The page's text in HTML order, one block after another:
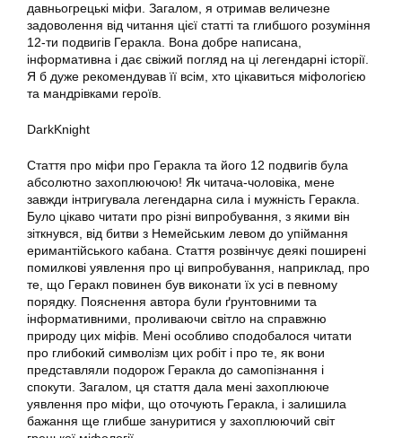
давньогрецькі міфи. Загалом, я отримав величезне
задоволення від читання цієї статті та глибшого розуміння
12-ти подвигів Геракла. Вона добре написана,
інформативна і дає свіжий погляд на ці легендарні історії.
Я б дуже рекомендував її всім, хто цікавиться міфологією
та мандрівками героїв.
DarkKnight
Стаття про міфи про Геракла та його 12 подвигів була
абсолютно захоплюючою! Як читача-чоловіка, мене
завжди інтригувала легендарна сила і мужність Геракла.
Було цікаво читати про різні випробування, з якими він
зіткнувся, від битви з Немейським левом до упіймання
еримантійського кабана. Стаття розвінчує деякі поширені
помилкові уявлення про ці випробування, наприклад, про
те, що Геракл повинен був виконати їх усі в певному
порядку. Пояснення автора були ґрунтовними та
інформативними, проливаючи світло на справжню
природу цих міфів. Мені особливо сподобалося читати
про глибокий символізм цих робіт і про те, як вони
представляли подорож Геракла до самопізнання і
спокути. Загалом, ця стаття дала мені захоплююче
уявлення про міфи, що оточують Геракла, і залишила
бажання ще глибше зануритися у захоплюючий світ